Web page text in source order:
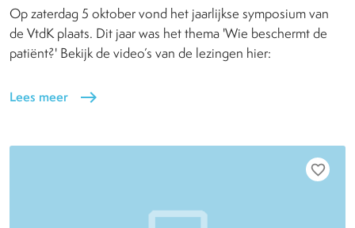
Op zaterdag 5 oktober vond het jaarlijkse symposium van
de VtdK plaats. Dit jaar was het thema 'Wie beschermt de
patiënt?' Bekijk de video’s van de lezingen hier:
Lees meer east
favorite_border